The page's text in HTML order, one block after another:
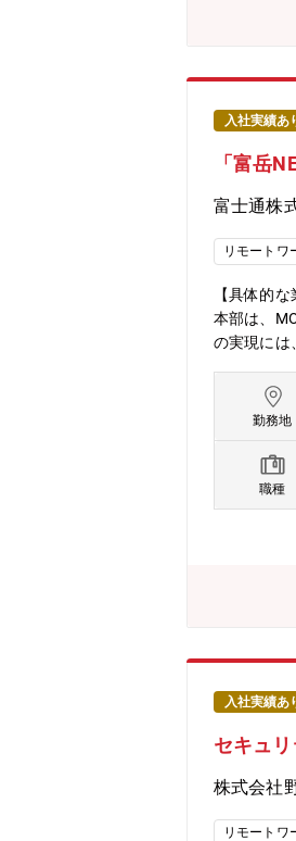
加え、契
き上げる
ション〉
の観点を
イト戦略
シリティ
規模・用途
および中期
ティのあ
スタイム制
入社実績あ
「富岳
富士通株
リモートワ
【具体的
本部は、
の実現には
クトのア
最大化し
高度なエン
いて、帯
から推進
チャの方向
開発に携
していま
イム無し
勤務可。
形成を推進
勤務地
職種
入社実績あ
セキュリ
株式会社
リモートワ